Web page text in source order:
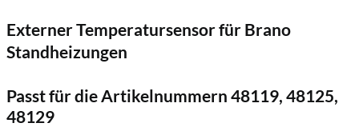
Externer Temperatursensor für Brano
Standheizungen
Passt für die Artikelnummern 48119, 48125,
48129